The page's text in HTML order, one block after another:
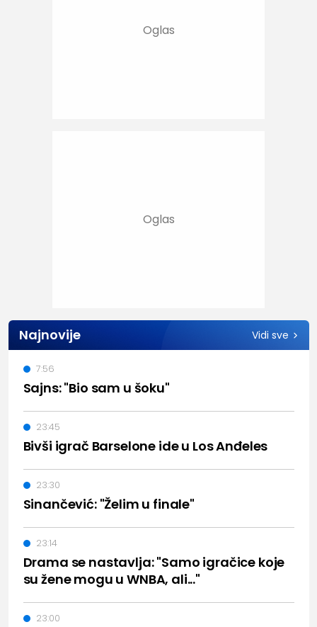
Najnovije Vidi sve
Sajns: "Bio sam u šoku"
7:56
Bivši igrač Barselone ide u Los Anđeles
23:45
Sinančević: "Želim u finale"
23:30
Drama se nastavlja: "Samo igračice koje
su žene mogu u WNBA, ali..."
23:14
23:00